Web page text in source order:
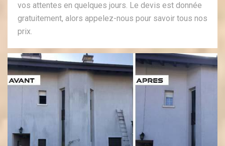
vos attentes en quelques jours. Le devis est donnée
gratuitement, alors appelez-nous pour savoir tous nos
prix.